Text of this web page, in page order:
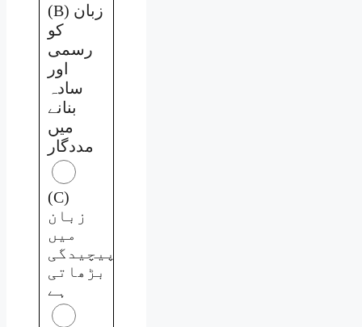
(B) زبان
کو
رسمی
اور
سادہ
بنانے
میں
مددگار
(C)
زبان
میں
پیچیدگی
بڑھاتی
ہے